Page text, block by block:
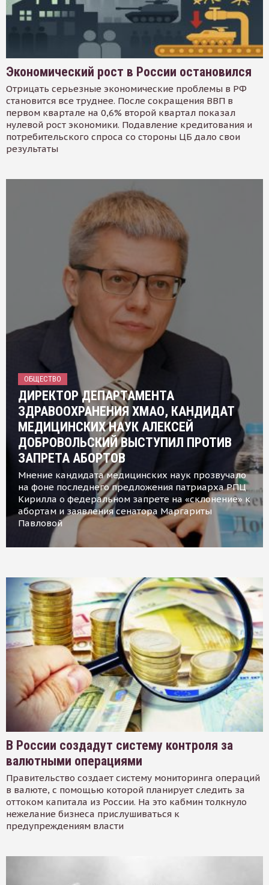
Экономический рост в России остановился
Отрицать серьезные экономические проблемы в РФ
становится все труднее. После сокращения ВВП в
первом квартале на 0,6% второй квартал показал
нулевой рост экономики. Подавление кредитования и
потребительского спроса со стороны ЦБ дало свои
результаты
ОБЩЕСТВО
ДИРЕКТОР ДЕПАРТАМЕНТА
ЗДРАВООХРАНЕНИЯ ХМАО, КАНДИДАТ
МЕДИЦИНСКИХ НАУК АЛЕКСЕЙ
ДОБРОВОЛЬСКИЙ ВЫСТУПИЛ ПРОТИВ
ЗАПРЕТА АБОРТОВ
Мнение кандидата медицинских наук прозвучало
на фоне последнего предложения патриарха РПЦ
Кирилла о федеральном запрете на «склонение» к
абортам и заявления сенатора Маргариты
Павловой
В России создадут систему контроля за
валютными операциями
Правительство создает систему мониторинга операций
в валюте, с помощью которой планирует следить за
оттоком капитала из России. На это кабмин толкнуло
нежелание бизнеса прислушиваться к
предупреждениям власти